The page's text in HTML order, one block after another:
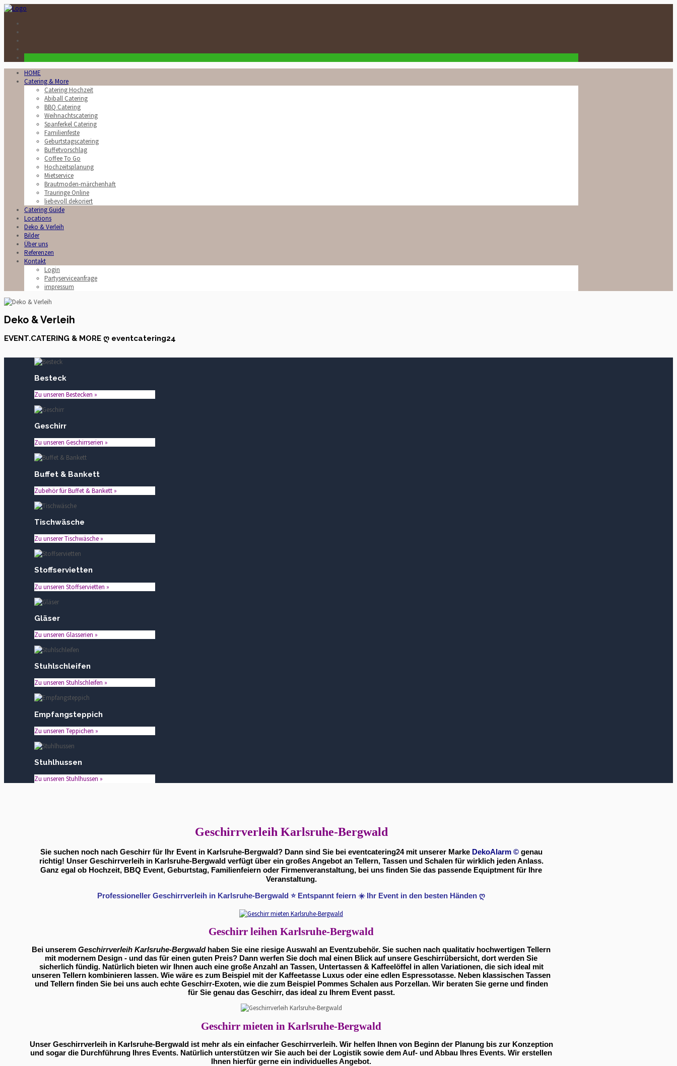
HOME
Catering & More
Catering Hochzeit
Abiball Catering
BBQ Catering
Weihnachtscatering
Spanferkel Catering
Familienfeste
Geburtstagscatering
Buffetvorschlag
Coffee To Go
Hochzeitsplanung
Mietservice
Brautmoden-märchenhaft
Trauringe Online
liebevoll dekoriert
Catering Guide
Locations
Deko & Verleih
Bilder
Über uns
Referenzen
Kontakt
Login
Partyserviceanfrage
impressum
Deko & Verleih
EVENT.CATERING & MORE ღ eventcatering24
Besteck
Zu unseren Bestecken »
Geschirr
Zu unseren Geschirrserien »
Buffet & Bankett
Zubehör für Buffet & Bankett »
Tischwäsche
Zu unserer Tischwäsche »
Stoffservietten
Zu unseren Stoffservietten »
Gläser
Zu unseren Glasserien »
Stuhlschleifen
Zu unseren Stuhlschleifen »
Empfangsteppich
Zu unseren Teppichen »
Stuhlhussen
Zu unseren Stuhlhussen »
Geschirrverleih Karlsruhe-Bergwald
Sie suchen noch nach Geschirr für Ihr Event in Karlsruhe-Bergwald? Dann sind Sie bei eventcatering24 mit unserer Marke DekoAlarm ©genau
richtig! Unser Geschirrverleih in Karlsruhe-Bergwald verfügt über ein großes Angebot an Tellern, Tassen und Schalen für wirklich jeden Anlass.
Ganz egal ob Hochzeit, BBQ Event, Geburtstag, Familienfeiern oder Firmenveranstaltung, bei uns finden Sie das passende Equiptment für Ihre
Veranstaltung.
Professioneller Geschirrverleih in Karlsruhe-Bergwald ⭐ Entspannt feiern ☀️ Ihr Event in den besten Händen ღ
Geschirr leihen Karlsruhe-Bergwald
Bei unserem Geschirrverleih Karlsruhe-Bergwaldhaben Sie eine riesige Auswahl an Eventzubehör. Sie suchen nach qualitativ hochwertigen Tellern
mit modernem Design - und das für einen guten Preis? Dann werfen Sie doch mal einen Blick auf unsere Geschirrübersicht, dort werden Sie
sicherlich fündig. Natürlich bieten wir Ihnen auch eine große Anzahl an Tassen, Untertassen & Kaffeelöffel in allen Variationen, die sich ideal mit
unseren Tellern kombinieren lassen. Wie wäre es zum Beispiel mit der Kaffeetasse Luxus oder eine edlen Espressotasse. Neben klassischen Tassen
und Tellern finden Sie bei uns auch echte Geschirr-Exoten, wie die zum Beispiel Pommes Schalen aus Porzellan. Wir beraten Sie gerne und finden
für Sie genau das Geschirr, das ideal zu Ihrem Event passt.
Geschirr mieten in Karlsruhe-Bergwald
Unser Geschirrverleih in Karlsruhe-Bergwald ist mehr als ein einfacher Geschirrverleih. Wir helfen Ihnen von Beginn der Planung bis zur Konzeption
und sogar die Durchführung Ihres Events. Natürlich unterstützen wir Sie auch bei der Logistik sowie dem Auf- und Abbau Ihres Events. Wir erstellen
Ihnen hierfür gerne ein individuelles Angebot.